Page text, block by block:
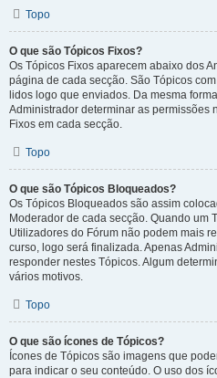
Topo
O que são Tópicos Fixos?
Os Tópicos Fixos aparecem abaixo dos
página de cada secção. São Tópicos
lidos logo que enviados. Da mesma
Administrador determinar as permissões
Fixos em cada secção.
Topo
O que são Tópicos Bloqueados?
Os Tópicos Bloqueados são assim
Moderador de cada secção. Quando um
Utilizadores do Fórum não podem mais
curso, logo será finalizada. Apenas
responder nestes Tópicos. Algum
vários motivos.
Topo
O que são ícones de Tópicos?
Ícones de Tópicos são imagens que
para indicar o seu conteúdo. O uso dos